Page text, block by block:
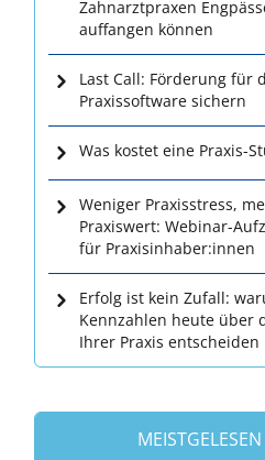
Zahnarztpraxen
auffangen können
Last Call: Förderung für
Praxissoftware sichern
Was kostet eine Praxis-
Weniger Praxisstress,
Praxiswert: Webinar-
für Praxisinhaber:innen
Erfolg ist kein Zufall:
Kennzahlen heute über
Ihrer Praxis entscheiden
MEISTGELESEN